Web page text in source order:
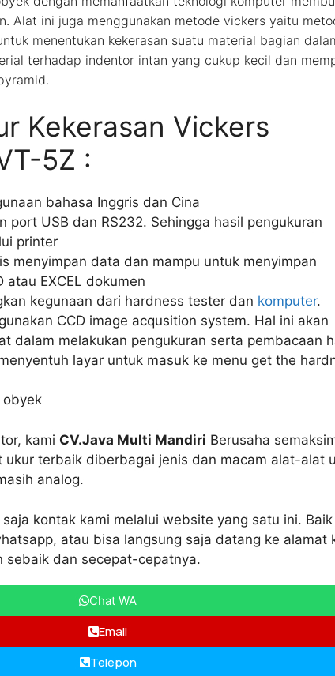
Alat ini juga menggunakan metode vickers yaitu
menentukan kekerasan suatu material bagian
terhadap indentor intan yang cukup kecil dan
Kekerasan Vickers
5Z :
bahasa Inggris dan Cina
port USB dan RS232. Sehingga hasil pengukuran
printer
menyimpan data dan mampu untuk menyimpan
atau EXCEL dokumen
kegunaan dari hardness tester dan komputer.
CCD image acqusition system. Hal ini akan
dalam melakukan pengukuran serta pembacaan
layar untuk masuk ke menu get the
obyek
kami CV.Java Multi Mandiri Berusaha
ukur terbaik diberbagai jenis dan macam alat-alat
analog.
kontak kami melalui website yang satu ini.
atau bisa langsung saja datang ke alamat
sebaik dan secepat-cepatnya.
Chat WA
Email
Telepon